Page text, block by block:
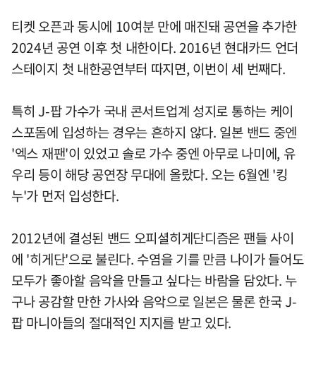
티켓 오픈과 동시에 10여분 만에 매진돼 공연을 추가한
2024년 공연 이후 첫 내한이다. 2016년 현대카드 언더
스테이지 첫 내한공연부터 따지면, 이번이 세 번째다.
특히 J-팝 가수가 국내 콘서트업계 성지로 통하는 케이
스포돔에 입성하는 경우는 흔하지 않다. 일본 밴드 중엔
'엑스 재팬'이 있었고 솔로 가수 중엔 아무로 나미에, 유
우리 등이 해당 공연장 무대에 올랐다. 오는 6월엔 '킹
누'가 먼저 입성한다.
2012년에 결성된 밴드 오피셜히게단디즘은 팬들 사이
에 '히게단'으로 불린다. 수염을 기를 만큼 나이가 들어도
모두가 좋아할 음악을 만들고 싶다는 바람을 담았다. 누
구나 공감할 만한 가사와 음악으로 일본은 물론 한국 J-
팝 마니아들의 절대적인 지지를 받고 있다.